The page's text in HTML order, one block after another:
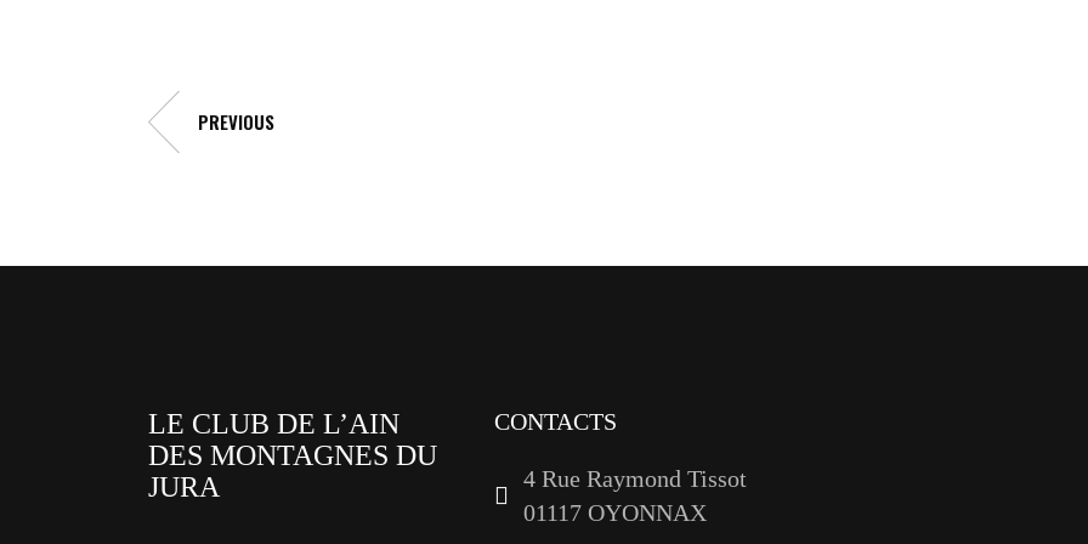
PREVIOUS
LE CLUB DE L’AIN
DES MONTAGNES DU
JURA
CONTACTS
4 Rue Raymond Tissot
01117 OYONNAX